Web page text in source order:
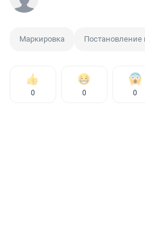
Маркировка Постановление
0 0 0